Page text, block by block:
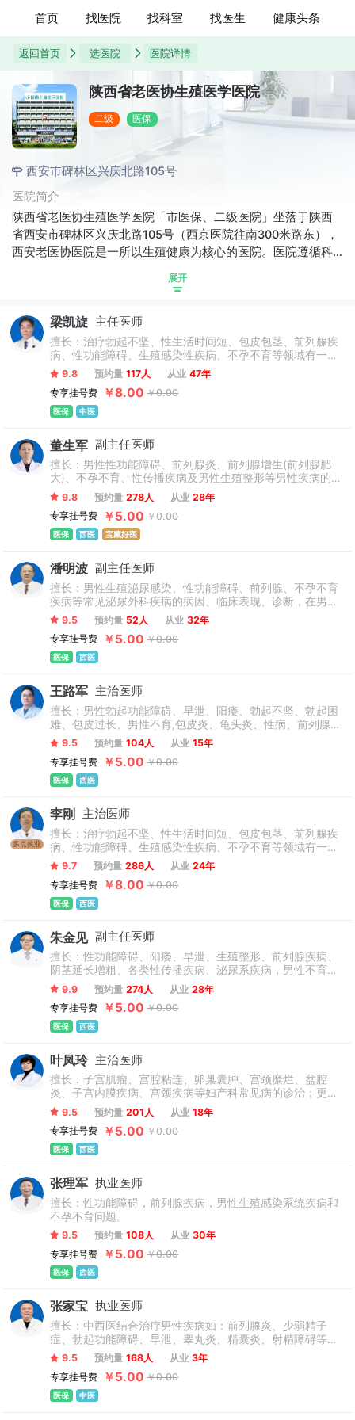
首页 找医院 找科室 找医生 健康头条
返回首页 选医院 医院详情
陕西省老医协生殖医学医院
二级 医保
西安市碑林区兴庆北路105号
医院简介
陕西省老医协生殖医学医院「市医保、二级医院」坐落于陕西
省西安市碑林区兴庆北路105号（西京医院往南300米路东），
西安老医协医院是一所以生殖健康为核心的医院。医院遵循科
治疗、男性心理保健，男性健康管理，夜间温馨门诊”服务，实
展开
梁凯旋 主任医师
擅长：治疗勃起不坚、性生活时间短、包皮包茎、前列腺疾
病、性功能障碍、生殖感染性疾病、不孕不育等领域有一定
临床经验；尤其擅长泌尿系统各类肿瘤（肾肿瘤、输尿管肿
瘤、前列腺肿瘤、阴茎及睾丸肿瘤）及复杂性泌尿系统结石
的诊疗。
9.8 预约量 117人 从业 47年
专享挂号费
￥8.00 ￥0.00
医保 中医
董生军 副主任医师
擅长：男性性功能障碍、前列腺炎、前列腺增生(前列腺肥
大)、不孕不育、性传播疾病及男性生殖整形等男性疾病的诊
断和治疗上有丰富的临床经验。
9.8 预约量 278人 从业 28年
专享挂号费
￥5.00 ￥0.00
医保 西医 宝藏好医
潘明波 副主任医师
擅长：男性生殖泌尿感染、性功能障碍、前列腺、不孕不育
疾病等常见泌尿外科疾病的病因、临床表现、诊断，在男性
疑难疾病诊疗方面积累了丰富经验，同时增长中西医结合治
疗，对患者进行科学辅助治疗，以帮助康复。
9.5 预约量 52人 从业 32年
专享挂号费
￥5.00 ￥0.00
医保 西医
王路军 主治医师
擅长：男性勃起功能障碍、早泄、阳痿、勃起不坚、勃起困
难、包皮过长、男性不育,包皮炎、龟头炎、性病、前列腺
炎，睾丸疼痛、男性生殖系统感染等。
9.5 预约量 104人 从业 15年
专享挂号费
￥5.00 ￥0.00
医保 西医
多点执业
李刚 主治医师
擅长：治疗勃起不坚、性生活时间短、包皮包茎、前列腺疾
病、性功能障碍、生殖感染性疾病、不孕不育等领域有一定
临床经验；尤其擅长泌尿系统各类肿瘤（肾肿瘤、输尿管肿
瘤、前列腺肿瘤、阴茎及睾丸肿瘤）及复杂性泌尿系统结石
的诊疗。
9.7 预约量 286人 从业 24年
专享挂号费
￥8.00 ￥0.00
医保 西医
朱金见 副主任医师
擅长：性功能障碍、阳痿、早泄、生殖整形、前列腺疾病、
阴茎延长增粗、各类性传播疾病、泌尿系疾病，男性不育
等。
9.9 预约量 274人 从业 28年
专享挂号费
￥5.00 ￥0.00
医保 西医
叶凤玲 主治医师
擅长：子宫肌瘤、宫腔粘连、卵巢囊肿、宫颈糜烂、盆腔
炎、子宫内膜疾病、宫颈疾病等妇产科常见病的诊治；更精
通无痛人流术、超导可视无痛人流术、纳米微管可视无痛人
流术、上环，取环术、小阴唇美容整形术、会阴整型术、会
阴提升术、阴道紧缩术、陈旧性会阴、阴道裂伤修补美容
术、处女膜修补术、输卵管再通术等。
9.5 预约量 201人 从业 18年
专享挂号费
￥5.00 ￥0.00
医保 西医
张理军 执业医师
擅长：性功能障碍，前列腺疾病，男性生殖感染系统疾病和
不孕不育问题。
9.5 预约量 108人 从业 30年
专享挂号费
￥5.00 ￥0.00
医保 西医
张家宝 执业医师
擅长：中西医结合治疗男性疾病如：前列腺炎、少弱精子
症、勃起功能障碍、早泄、睾丸炎、精囊炎、射精障碍等；
注重保护患者隐私，提倡身心同治，助力男性健康。
9.5 预约量 168人 从业 3年
专享挂号费
￥5.00 ￥0.00
医保 中医